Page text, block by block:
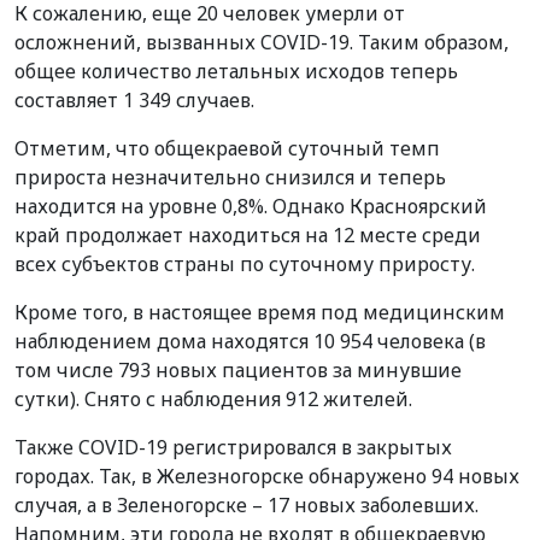
К сожалению, еще 20 человек умерли от
осложнений, вызванных COVID-19. Таким образом,
общее количество летальных исходов теперь
составляет 1 349 случаев.
Отметим, что общекраевой суточный темп
прироста незначительно снизился и теперь
находится на уровне 0,8%. Однако Красноярский
край продолжает находиться на 12 месте среди
всех субъектов страны по суточному приросту.
Кроме того, в настоящее время под медицинским
наблюдением дома находятся 10 954 человека (в
том числе 793 новых пациентов за минувшие
сутки). Снято с наблюдения 912 жителей.
Также COVID-19 регистрировался в закрытых
городах. Так, в Железногорске обнаружено 94 новых
случая, а в Зеленогорске – 17 новых заболевших.
Напомним, эти города не входят в общекраевую